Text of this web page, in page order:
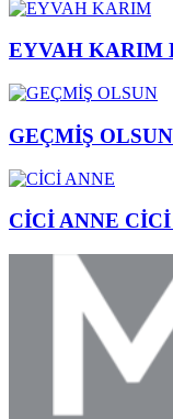
EYVAH KARIM
GEÇMİŞ OLSUN
CİCİ ANNE